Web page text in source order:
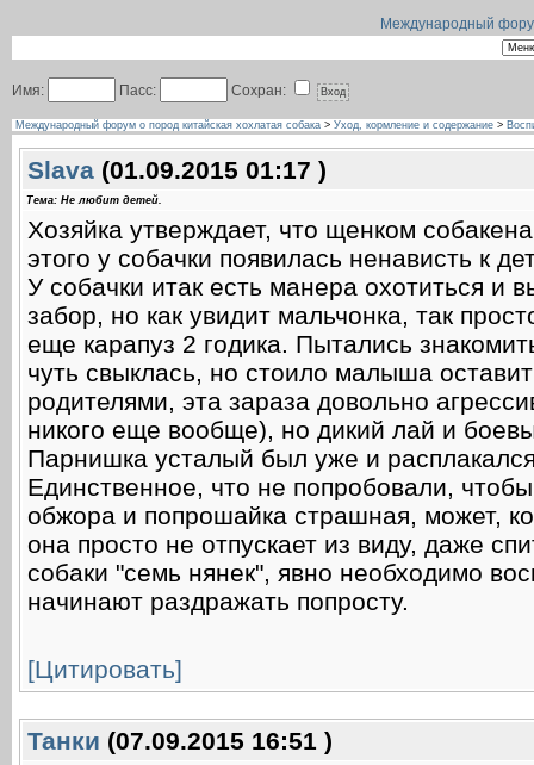
Международный
Имя: Пасс: Сохран:
Международный форум о пород китайская хохлатая собака > Уход, кормление и содержание >
Slava (01.09.2015 01:17 )
Тема: Не любит детей.
Хозяйка утверждает, что щенком
этого у собачки появилась ненависть к
У собачки итак есть манера охотиться и
забор, но как увидит мальчонка, так
еще карапуз 2 годика. Пытались
чуть свыклась, но стоило малыша
родителями, эта зараза довольно
никого еще вообще), но дикий лай и
Парнишка усталый был уже и
Единственное, что не попробовали,
обжора и попрошайка страшная, может,
она просто не отпускает из виду, даже
собаки "семь нянек", явно необходимо
начинают раздражать попросту.
[Цитировать]
Танки (07.09.2015 16:51 )